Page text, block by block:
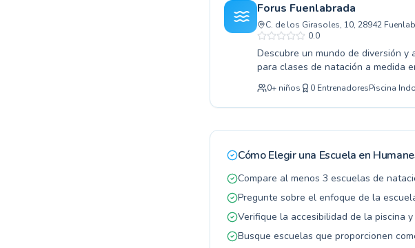
Anímense a descubrir los
Forus Fuenlabrada
C. de los Girasoles, 10, 28942
0.0
Descubre un mundo de diversión y
para clases de natación a medida
experiencia excepcional para
brazadas hasta adultos que
equipo de monitores cualificados
el programa perfecto para ti.
habilidad vital. Visítanos y
0+ niños 0 EntrenadoresPiscina
Cómo Elegir una Escuela en
Compare al menos 3 escuelas de
Pregunte sobre el enfoque de la
Verifique la accesibilidad de la piscina
Busque escuelas que proporcionen